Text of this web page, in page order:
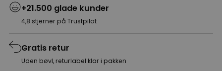
+21.500 glade kunder
4,8 stjerner på Trustpilot
Gratis retur
Uden bøvl, returlabel klar i pakken